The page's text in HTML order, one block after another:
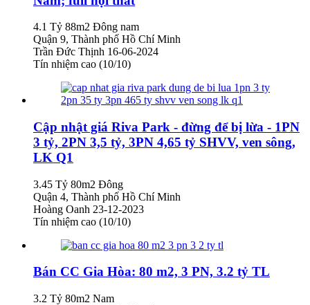
4.1 Tỷ 88m2 Đông nam
Quận 9, Thành phố Hồ Chí Minh
Trần Đức Thịnh 16-06-2024
Tín nhiệm cao (10/10)
Cập nhật giá Riva Park - đừng để bị lừa - 1PN
3 tỷ, 2PN 3,5 tỷ, 3PN 4,65 tỷ SHVV, ven sông,
LK Q1
3.45 Tỷ 80m2 Đông
Quận 4, Thành phố Hồ Chí Minh
Hoàng Oanh 23-12-2023
Tín nhiệm cao (10/10)
Bán CC Gia Hòa: 80 m2, 3 PN, 3.2 tỷ TL
3.2 Tỷ 80m2 Nam